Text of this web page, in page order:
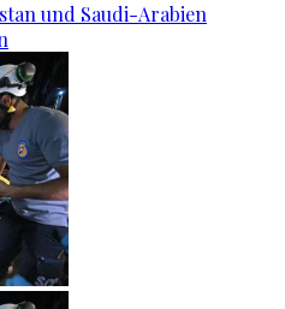
und Saudi-Arabien